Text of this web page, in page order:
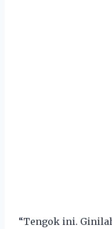
“Tengok ini.